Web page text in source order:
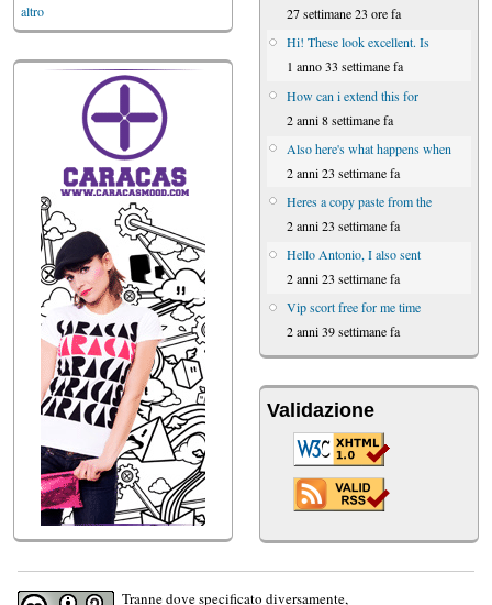
altro
27 settimane 23 ore fa
Hi! These look excellent. Is
1 anno 33 settimane fa
How can i extend this for
2 anni 8 settimane fa
Also here's what happens when
2 anni 23 settimane fa
Heres a copy paste from the
2 anni 23 settimane fa
Hello Antonio, I also sent
2 anni 23 settimane fa
Vip scort free for me time
2 anni 39 settimane fa
Validazione
Tranne dove specificato diversamente,